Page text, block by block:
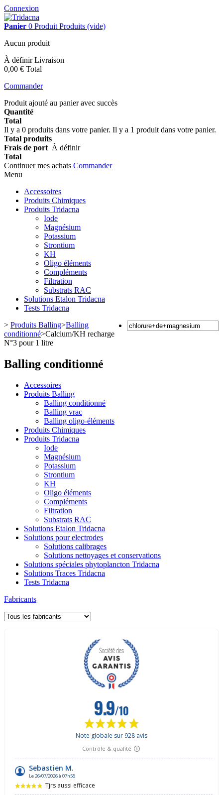
Connexion
Panier 0 Produit Produits (vide)
Aucun produit
À définirLivraison
0,00 € Total
Commander
Produit ajouté au panier avec succès
Quantité
Total
Il y a 0 produits dans votre panier. Il y a 1 produit dans votre panier.
Total produits
Frais de port À définir
Total
Continuer mes achats Commander
Menu
Accessoires
Produits Chimiques
Produits Tridacna
Iode
Magnésium
Potassium
Strontium
KH
Oligo éléments
Compléments
Filtration
Substrats RAC
Solutions Etalon Tridacna
Tests Tridacna
> Produits Balling>Balling
conditionné>Calcium/KH recharge
N°3 pour 1 litre
Balling conditionné
Accessoires
Produits Balling
Balling conditionné
Balling vrac
Balling oligo-éléments
Produits Chimiques
Produits Tridacna
Iode
Magnésium
Potassium
Strontium
KH
Oligo éléments
Compléments
Filtration
Substrats RAC
Solutions Etalon Tridacna
Solutions pour electrodes
Solutions calibrages
Solutions nettoyages et conservations
Solutions spéciales phytoplancton Tridacna
Solutions Traces Tridacna
Tests Tridacna
Fabricants